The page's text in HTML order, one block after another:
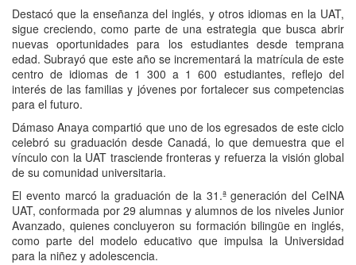
Destacó que la enseñanza del inglés, y otros idiomas en la UAT,
sigue creciendo, como parte de una estrategia que busca abrir
nuevas oportunidades para los estudiantes desde temprana
edad. Subrayó que este año se incrementará la matrícula de este
centro de idiomas de 1 300 a 1 600 estudiantes, reflejo del
interés de las familias y jóvenes por fortalecer sus competencias
para el futuro.
Dámaso Anaya compartió que uno de los egresados de este ciclo
celebró su graduación desde Canadá, lo que demuestra que el
vínculo con la UAT trasciende fronteras y refuerza la visión global
de su comunidad universitaria.
El evento marcó la graduación de la 31.ª generación del CeINA
UAT, conformada por 29 alumnas y alumnos de los niveles Junior
Avanzado, quienes concluyeron su formación bilingüe en inglés,
como parte del modelo educativo que impulsa la Universidad
para la niñez y adolescencia.